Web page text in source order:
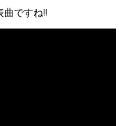
曲ですね!!